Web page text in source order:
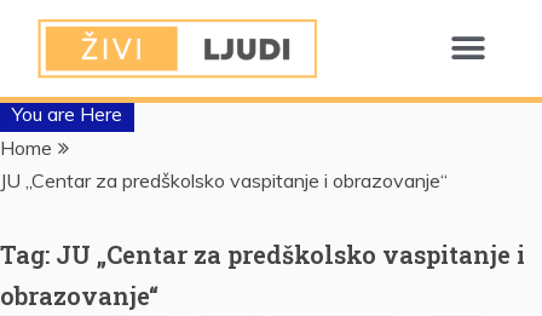
You are Here
Home
JU „Centar za predškolsko vaspitanje i obrazovanje“
Tag: JU „Centar za predškolsko vaspitanje i
obrazovanje“